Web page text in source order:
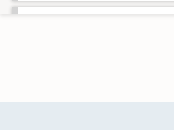
Trauungen 1879-1950